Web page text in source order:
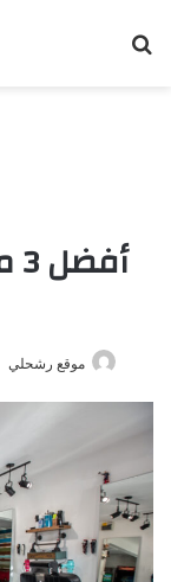
موقع رشحلي